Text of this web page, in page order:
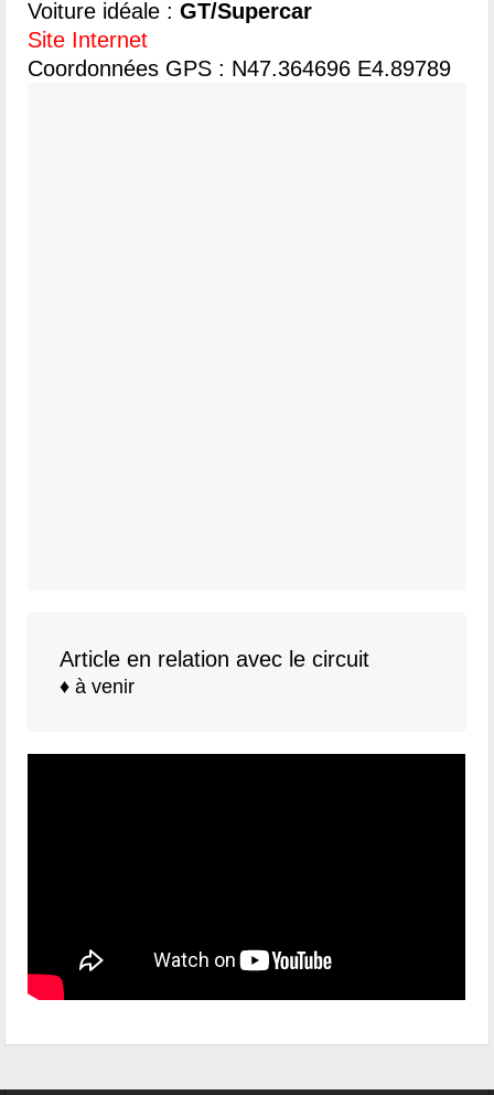
Voiture idéale :GT/Supercar
Site Internet
Coordonnées GPS : N47.364696 E4.89789
Article en relation avec le circuit
♦ à venir